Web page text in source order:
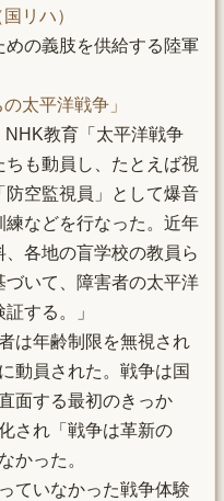
リハ）
の義肢を供給する陸軍
太平洋戦争」
教育「太平洋戦争
も動員し、たとえば視
空監視員」として爆音
練などを行なった。近年
各地の盲学校の教員ら
づいて、障害者の太平洋
する。」
は年齢制限を無視され
動員された。戦争は国
面する最初のきっか
され「戦争は革新の
かった。
ていなかった戦争体験